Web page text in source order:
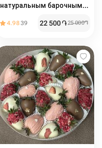
натуральным барочным
4.9839 22 500֏25 000֏